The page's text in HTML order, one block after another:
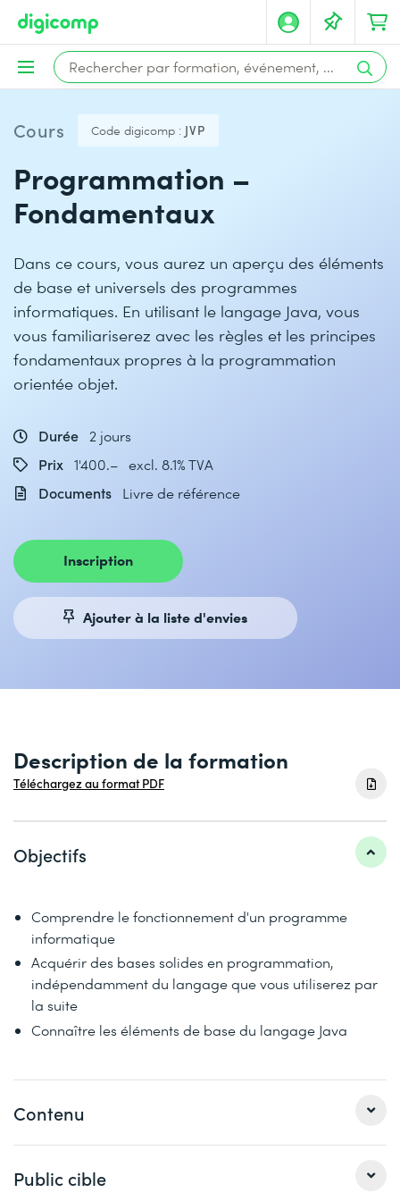
Cours Code digicomp : JVP
Programmation –
Fondamentaux
Dans ce cours, vous aurez un aperçu des éléments
de base et universels des programmes
informatiques. En utilisant le langage Java, vous
vous familiariserez avec les règles et les principes
fondamentaux propres à la programmation
orientée objet.
Durée
2 jours
Prix
1'400.– excl. 8.1% TVA
Documents
Livre de référence
Inscription
Ajouter à la liste d'envies
Description de la formation
Téléchargez au format PDF
Objectifs
Comprendre le fonctionnement d'un programme
informatique
Acquérir des bases solides en programmation,
indépendamment du langage que vous utiliserez par
la suite
Connaître les éléments de base du langage Java
Contenu
Introduction
Public cible